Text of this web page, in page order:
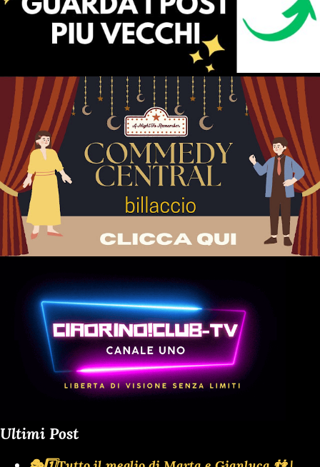
Ultimi Post